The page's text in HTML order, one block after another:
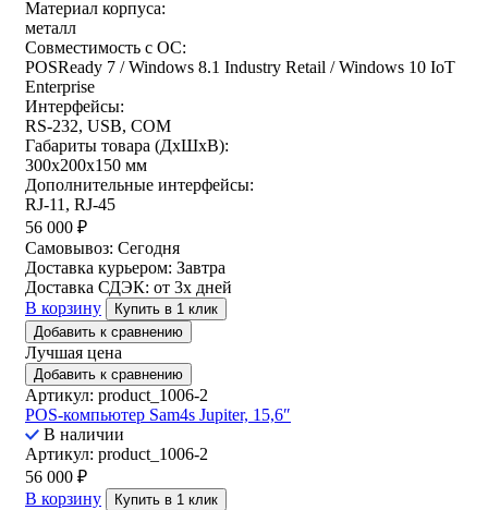
Материал корпуса:
металл
Совместимость с ОС:
POSReady 7 / Windows 8.1 Industry Retail / Windows 10 IoT
Enterprise
Интерфейсы:
RS-232, USB, COM
Габариты товара (ДxШxВ):
300х200х150 мм
Дополнительные интерфейсы:
RJ-11, RJ-45
56 000 ₽
Самовывоз: Сегодня
Доставка курьером: Завтра
Доставка СДЭК: от 3х дней
В корзину
Купить в 1 клик
Добавить к сравнению
Лучшая цена
Добавить к сравнению
Артикул: product_1006-2
POS-компьютер Sam4s Jupiter, 15,6″
В наличии
Артикул: product_1006-2
56 000 ₽
В корзину
Купить в 1 клик